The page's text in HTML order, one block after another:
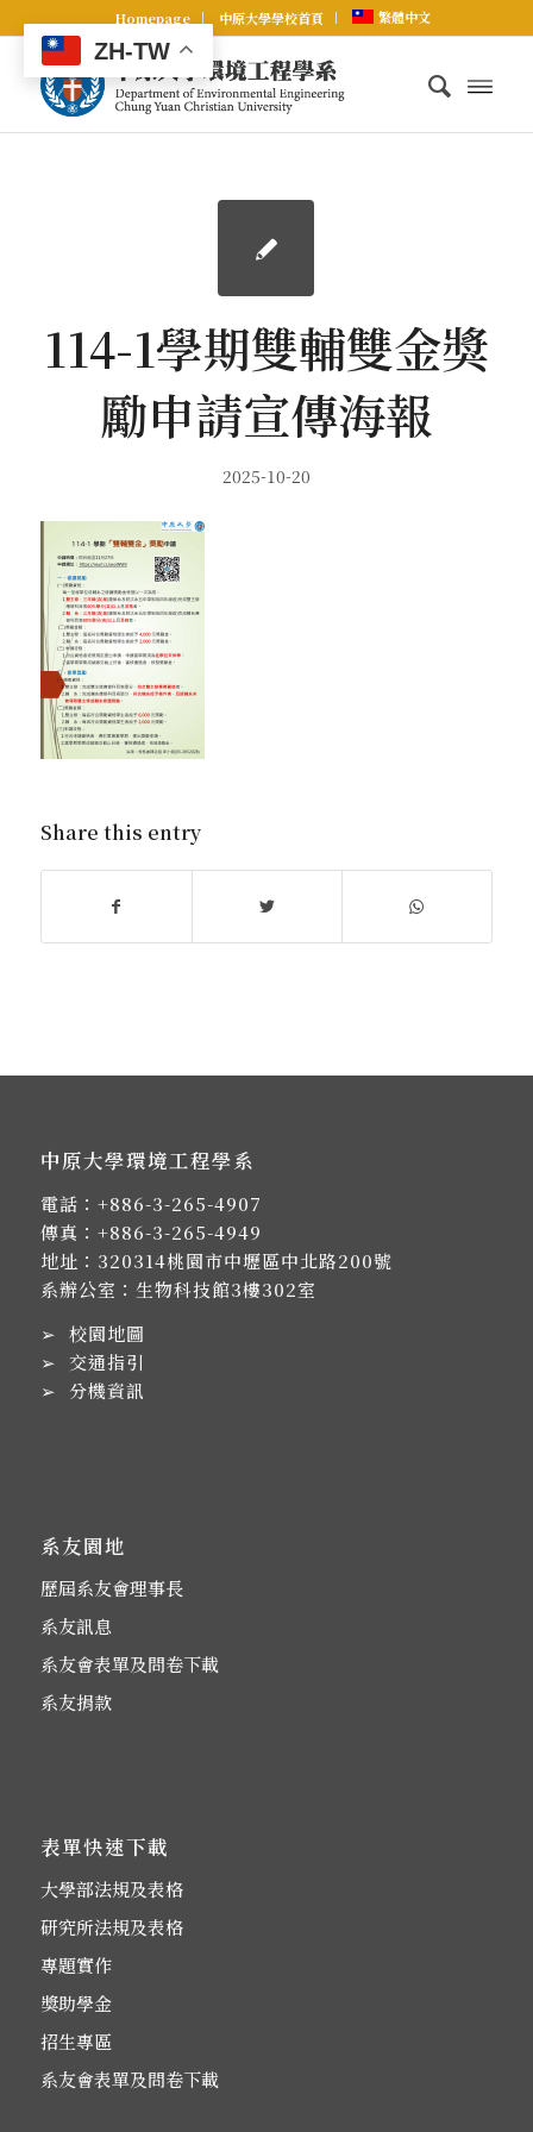
Homepage 中原大學學校首頁 繁體中文
114-1學期雙輔雙金獎
勵申請宣傳海報
2025-10-20
Share this entry
中原大學環境工程學系
電話： +886-3-265-4907
傳真：+886-3-265-4949
地址： 320314桃園市中壢區中北路200號
系辦公室：生物科技館3樓302室
➢ 校園地圖
➢ 交通指引
➢ 分機資訊
系友園地
歷屆系友會理事長
系友訊息
系友會表單及問卷下載
系友捐款
表單快速下載
大學部法規及表格
研究所法規及表格
專題實作
獎助學金
招生專區
系友會表單及問卷下載
ZH-TW